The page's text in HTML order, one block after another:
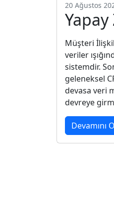
20 Ağustos
Müşteri
veriler
sistemdir.
geleneksel
devasa veri
devreye
Devamını